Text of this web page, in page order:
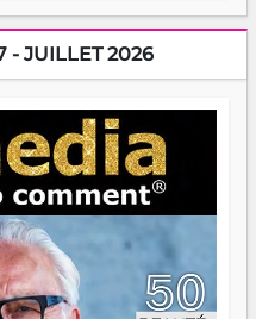
les nouvelles sont
vient de décrocher le
Miangaly Elia rafle le Prix
Alors oui, on pourrait
chez soi satisfait. Mais ce
essentielle. La fougue, ça
vite. Une flamme sans
peut consumer. C'est
— pas pour reprendre le
sont les récifs. Les jeunes
comme on dit. Ce
— c'est une question
mais aussi vos échecs.
- JUILLET 2026